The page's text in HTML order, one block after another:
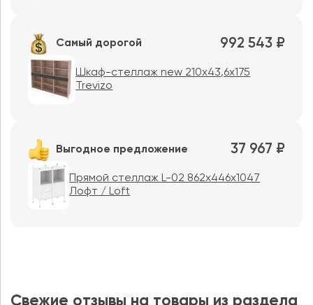
Самый дорогой 992 543 ₽
Шкаф-стеллаж new 210х43,6х175
Trevizo
Выгодное предложение 37 967 ₽
Прямой стеллаж L-02 862x446x1047
Лофт / Loft
Свежие отзывы на товары из раздела